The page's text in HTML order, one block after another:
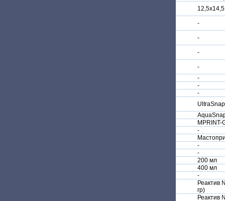
12,5х14,5
-
-
-
-
-
-
-
MPRINT-
-
-
-
200 мл
400 мл
-
Реактив
гр)
Реактив